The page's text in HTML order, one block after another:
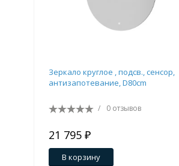
Зеркало круглое , подсв., сенсор,
антизапотевание, D80cm
/ 0 отзывов
21 795 ₽
В корзину